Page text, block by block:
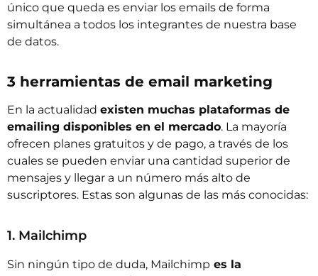
único que queda es enviar los emails de forma
simultánea a todos los integrantes de nuestra base
de datos.
3 herramientas de email marketing
En la actualidad existen muchas plataformas de
emailing disponibles en el mercado. La mayoría
ofrecen planes gratuitos y de pago, a través de los
cuales se pueden enviar una cantidad superior de
mensajes y llegar a un número más alto de
suscriptores. Estas son algunas de las más conocidas:
1. Mailchimp
Sin ningún tipo de duda, Mailchimp es la